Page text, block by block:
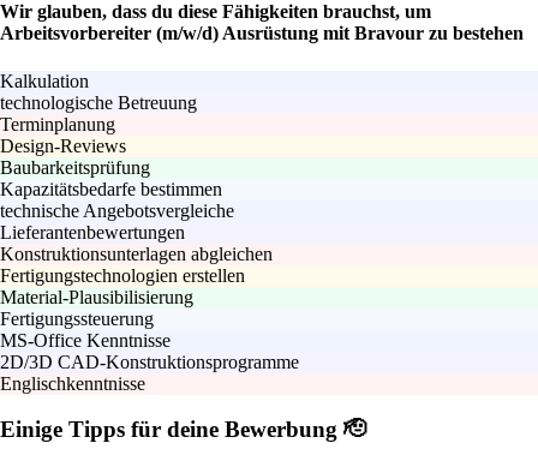
Wir glauben, dass du diese Fähigkeiten brauchst, um
Arbeitsvorbereiter (m/w/d) Ausrüstung mit Bravour zu bestehen
Kalkulation
technologische Betreuung
Terminplanung
Design-Reviews
Baubarkeitsprüfung
Kapazitätsbedarfe bestimmen
technische Angebotsvergleiche
Lieferantenbewertungen
Konstruktionsunterlagen abgleichen
Fertigungstechnologien erstellen
Material-Plausibilisierung
Fertigungssteuerung
MS-Office Kenntnisse
2D/3D CAD-Konstruktionsprogramme
Englischkenntnisse
Einige Tipps für deine Bewerbung 🫡